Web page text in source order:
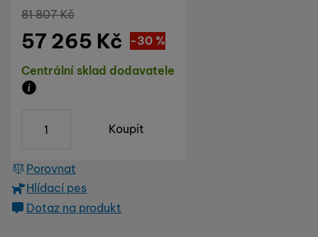
Dostupnost
Centrální sklad dodavatele
Původní cena
81 807Kč
Sleva
24 542
(
-30 %
57 265 Kč
Koupit
Porovnat
Hlídací pes
Dotaz na produkt